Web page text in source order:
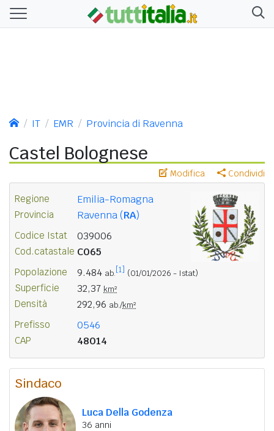
IT EMR Provincia di Ravenna
Castel Bolognese
Modifica Condividi
Regione Emilia-Romagna
Provincia Ravenna (RA)
Codice Istat 039006
Cod.catastale C065
Popolazione 9.484 ab. [1] (01/01/2026 - Istat)
Superficie 32,37 km²
Densità 292,96 ab./km²
Prefisso 0546
CAP 48014
Sindaco
Luca Della Godenza
36 anni